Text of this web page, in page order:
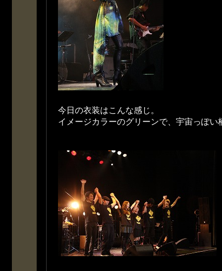
今日の衣装はこんな感じ。
イメージカラーのグリーンで、宇宙っぽ